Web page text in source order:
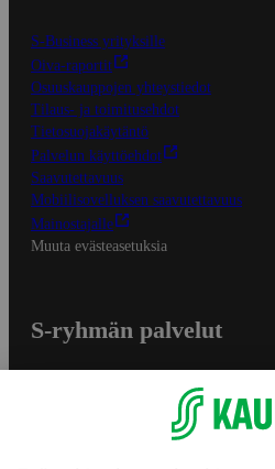
S-Business yrityksille
Oiva-raportit
Osuuskauppojen yhteystiedot
Tilaus- ja toimitusehdot
Tietosuojakäytäntö
Palvelun käyttöehdot
Saavutettavuus
Mobiilisovelluksen saavutettavuus
Mainostajalle
Muuta evästeasetuksia
S-ryhmän palvelut
Yhteishyvä Ruoka -sovellus